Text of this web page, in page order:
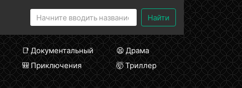
Найти
📑 Документальный
😫 Драма
🎒 Приключения
🤯 Триллер